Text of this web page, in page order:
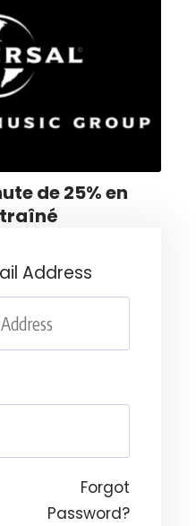
de 25% en
Address
Forgot
Password?